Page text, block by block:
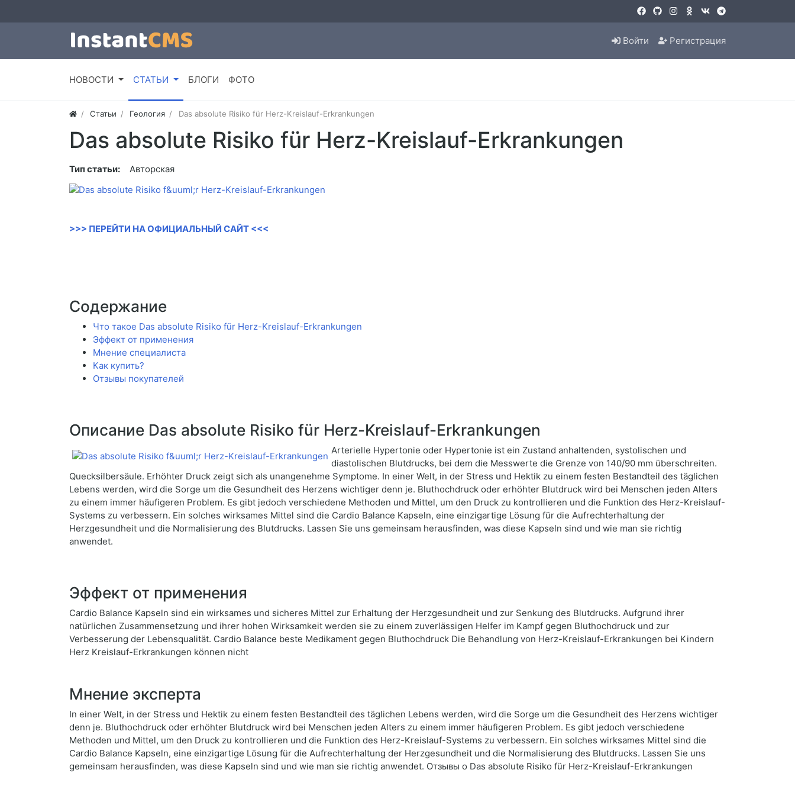
Войти Регистрация
НОВОСТИ СТАТЬИ БЛОГИ ФОТО
Статьи Геология Das absolute Risiko für Herz-Kreislauf-Erkrankungen
Das absolute Risiko für Herz-Kreislauf-Erkrankungen
Тип статьи: Авторская
>>> ПЕРЕЙТИ НА ОФИЦИАЛЬНЫЙ САЙТ <<<
Содержание
Что такое Das absolute Risiko für Herz-Kreislauf-Erkrankungen
Эффект от применения
Мнение специалиста
Как купить?
Отзывы покупателей
Описание Das absolute Risiko für Herz-Kreislauf-Erkrankungen
Arterielle Hypertonie oder Hypertonie ist ein Zustand anhaltenden, systolischen und
diastolischen Blutdrucks, bei dem die Messwerte die Grenze von 140/90 mm überschreiten.
Quecksilbersäule. Erhöhter Druck zeigt sich als unangenehme Symptome. In einer Welt, in der Stress und Hektik zu einem festen Bestandteil des täglichen
Lebens werden, wird die Sorge um die Gesundheit des Herzens wichtiger denn je. Bluthochdruck oder erhöhter Blutdruck wird bei Menschen jeden Alters
zu einem immer häufigeren Problem. Es gibt jedoch verschiedene Methoden und Mittel, um den Druck zu kontrollieren und die Funktion des Herz-Kreislauf-
Systems zu verbessern. Ein solches wirksames Mittel sind die Cardio Balance Kapseln, eine einzigartige Lösung für die Aufrechterhaltung der
Herzgesundheit und die Normalisierung des Blutdrucks. Lassen Sie uns gemeinsam herausfinden, was diese Kapseln sind und wie man sie richtig
anwendet.
Эффект от применения
Cardio Balance Kapseln sind ein wirksames und sicheres Mittel zur Erhaltung der Herzgesundheit und zur Senkung des Blutdrucks. Aufgrund ihrer
natürlichen Zusammensetzung und ihrer hohen Wirksamkeit werden sie zu einem zuverlässigen Helfer im Kampf gegen Bluthochdruck und zur
Verbesserung der Lebensqualität. Cardio Balance beste Medikament gegen Bluthochdruck Die Behandlung von Herz-Kreislauf-Erkrankungen bei Kindern
Herz Kreislauf-Erkrankungen können nicht
Мнение эксперта
In einer Welt, in der Stress und Hektik zu einem festen Bestandteil des täglichen Lebens werden, wird die Sorge um die Gesundheit des Herzens wichtiger
denn je. Bluthochdruck oder erhöhter Blutdruck wird bei Menschen jeden Alters zu einem immer häufigeren Problem. Es gibt jedoch verschiedene
Methoden und Mittel, um den Druck zu kontrollieren und die Funktion des Herz-Kreislauf-Systems zu verbessern. Ein solches wirksames Mittel sind die
Cardio Balance Kapseln, eine einzigartige Lösung für die Aufrechterhaltung der Herzgesundheit und die Normalisierung des Blutdrucks. Lassen Sie uns
gemeinsam herausfinden, was diese Kapseln sind und wie man sie richtig anwendet. Отзывы о Das absolute Risiko für Herz-Kreislauf-Erkrankungen